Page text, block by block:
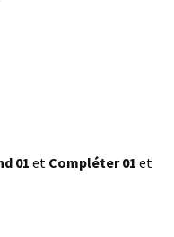
01 et Compléter 01 et